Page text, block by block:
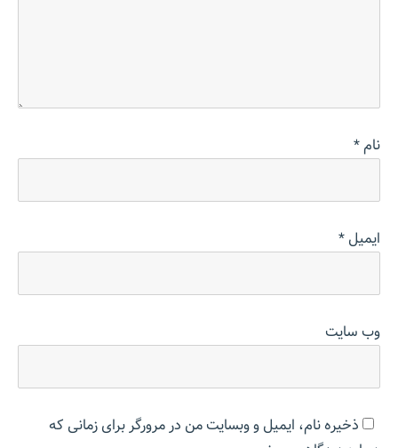
نام*
ایمیل*
وب‌ سایت
ذخیره نام، ایمیل و وبسایت من در مرورگر برای زمانی که